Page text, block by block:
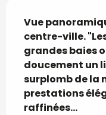
Vue
centre-ville.
grandes baies
doucement un
surplomb de la
prestations
raffinées...